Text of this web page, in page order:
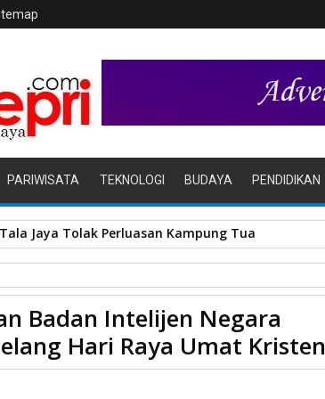
PARIWISATA TEKNOLOGI BUDAYA PENDIDIKAN
Jaya Tolak Perluasan Kampung Tua
Pengamanan Jelang Hari Raya Umat Kristen
Badan Intelijen Negara
Hari Raya Umat Kristen